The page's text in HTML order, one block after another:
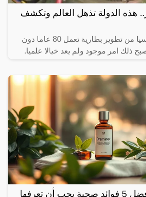
هذه الدولة تذهل العالم وتكشف
تمكنت دولة روسيا من تطوير بطارية تعمل 80 عاما دون
ذلك امر موجود ولم يعد خيالا علميا.
درامينكس: أفضل 5 فوائد صحية يجب أن تعرفها